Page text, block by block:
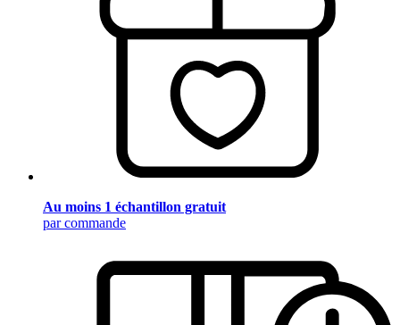
Au moins 1 échantillon gratuit
par commande